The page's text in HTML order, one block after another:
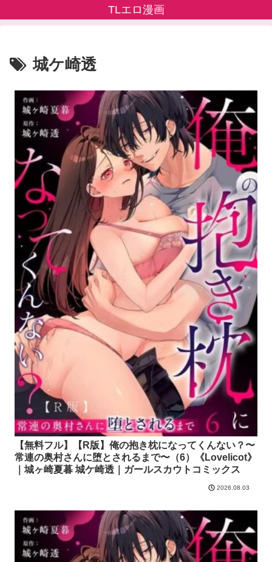
TLエロ漫画
城ケ崎透
【無料フル】【R版】俺の抱き枕になってくんない？〜
常連の奥村さんに堕とされるまで〜（6）《Lovelicot》
｜城ヶ崎夏暮 城ケ崎透｜ガールスカウトコミックス
2026.08.03